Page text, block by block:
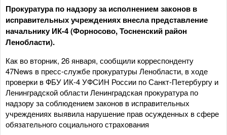
Прокуратура по надзору за исполнением законов в
исправительных учреждениях внесла представление
начальнику ИК-4 (Форносово, Тосненский район
Ленобласти).
Как во вторник, 26 января, сообщили корреспонденту
47News в пресс-службе прокуратуры Ленобласти, в ходе
проверки в ФБУ ИК-4 УФСИН России по Санкт-Петербургу и
Ленинградской области Ленинградская прокуратура по
надзору за соблюдением законов в исправительных
учреждениях выявила нарушение прав осужденных в сфере
обязательного социального страхования